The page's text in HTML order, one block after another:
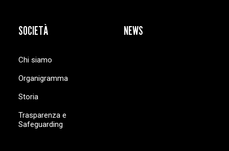
SOCIETÀ
Chi siamo
Organigramma
Storia
Trasparenza e
Safeguarding
NEWS